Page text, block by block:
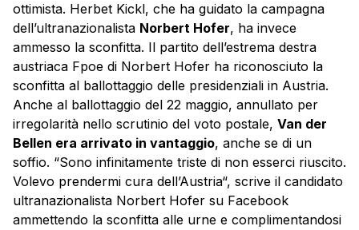
ottimista. Herbet Kickl, che ha guidato la campagna
dell’ultranazionalista Norbert Hofer, ha invece
ammesso la sconfitta. Il partito dell’estrema destra
austriaca Fpoe di Norbert Hofer ha riconosciuto la
sconfitta al ballottaggio delle presidenziali in Austria.
Anche al ballottaggio del 22 maggio, annullato per
irregolarità nello scrutinio del voto postale, Van der
Bellen era arrivato in vantaggio, anche se di un
soffio. “Sono infinitamente triste di non esserci riuscito.
Volevo prendermi cura dell’Austria“, scrive il candidato
ultranazionalista Norbert Hofer su Facebook
ammettendo la sconfitta alle urne e complimentandosi